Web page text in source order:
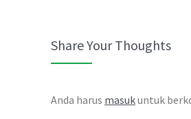
Share Your Thoughts
Anda harus masukuntuk